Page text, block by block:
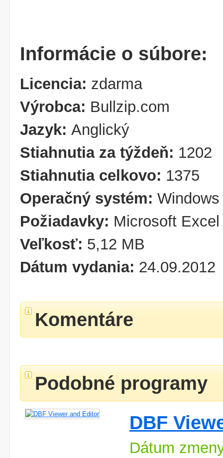
Informácie o súbore:
Licencia: zdarma
Výrobca: Bullzip.com
Jazyk: Anglický
Stiahnutia za týždeň: 1202
Stiahnutia celkovo: 1375
Operačný systém:
Požiadavky: Microsoft Excel
Veľkosť: 5,12 MB
Dátum vydania: 24.09.2012
Komentáre
Podobné programy
DBF
Dátum